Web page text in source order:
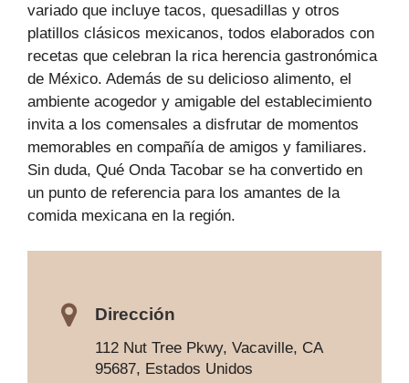
variado que incluye tacos, quesadillas y otros
platillos clásicos mexicanos, todos elaborados con
recetas que celebran la rica herencia gastronómica
de México. Además de su delicioso alimento, el
ambiente acogedor y amigable del establecimiento
invita a los comensales a disfrutar de momentos
memorables en compañía de amigos y familiares.
Sin duda, Qué Onda Tacobar se ha convertido en
un punto de referencia para los amantes de la
comida mexicana en la región.
Dirección
112 Nut Tree Pkwy, Vacaville, CA
95687, Estados Unidos